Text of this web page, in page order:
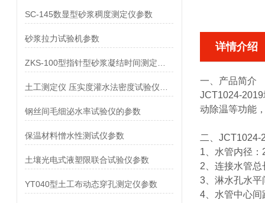
SC-145数显型砂浆稠度测定仪参数
砂浆拉力试验机参数
钢丝间毛细泌水率试验仪的参数
保温材料憎水性测试仪参数
土壤光电式液塑限联合试验仪参数
YT040型土工布动态穿孔测定仪参数
详情介绍
一、产品简介
JCT1024-
动除温等功能
二、 JCT1024-
1、水管内径：
2、连接水管总
3、淋水孔水平
4、水管中心间